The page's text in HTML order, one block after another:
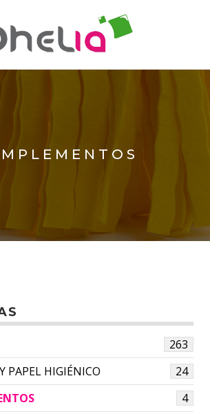
263
PAPEL HIGIÉNICO
24
4